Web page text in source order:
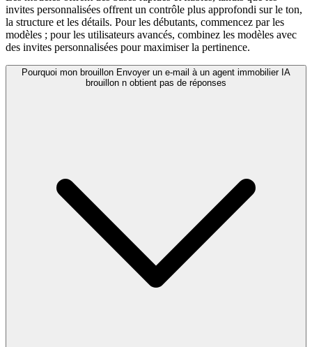
invites personnalisées offrent un contrôle plus approfondi sur le ton,
la structure et les détails. Pour les débutants, commencez par les
modèles ; pour les utilisateurs avancés, combinez les modèles avec
des invites personnalisées pour maximiser la pertinence.
Pourquoi mon brouillon Envoyer un e-mail à un agent immobilier IA
brouillon n obtient pas de réponses